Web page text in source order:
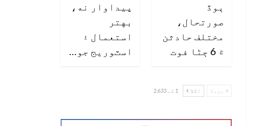
ٻوڏ
صورتحال،
مختلف حادثن
۾ 6 ڄڻا فوت
پيداوار نه،
بهتر
استعمال ۽
اسٽوريج جو…
پچھلا اگلا 1 کے 2,633